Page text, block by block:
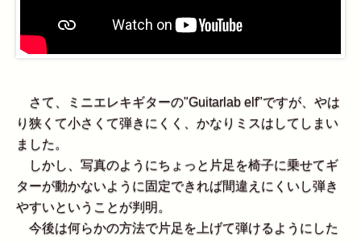
さて、ミニエレキギターの"Guitarlab elf"ですが、やは
り狭くて小さくて弾きにくく、かなりミスはしてしまい
ました。
しかし、写真のようにちょっと片足を椅子に乗せてギ
ターが動かないように固定できれば間違えにくいし弾き
やすいということが判明。
今後は何らかの方法で片足を上げて弾けるようにした